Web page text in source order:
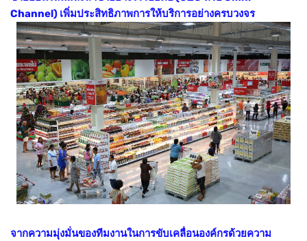
Channel) เพิ่มประสิทธิภาพการให้บริการอย่างครบวงจร
จากความมุ่งมั่นของทีมงานในการขับเคลื่อนองค์กรด้วยความ